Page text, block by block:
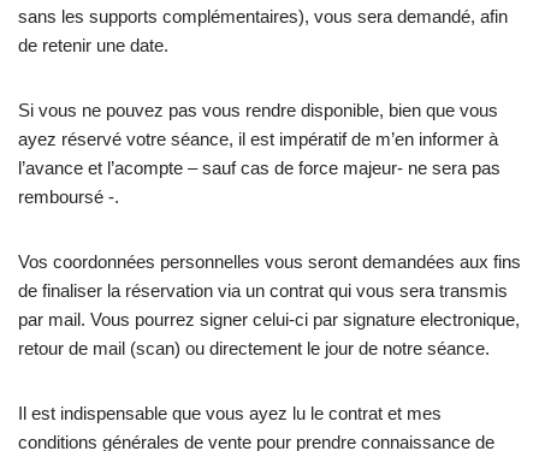
sans les supports complémentaires), vous sera demandé, afin
de retenir une date.
Si vous ne pouvez pas vous rendre disponible, bien que vous
ayez réservé votre séance, il est impératif de m’en informer à
l’avance et l’acompte – sauf cas de force majeur- ne sera pas
remboursé -.
Vos coordonnées personnelles vous seront demandées aux fins
de finaliser la réservation via un contrat qui vous sera transmis
par mail. Vous pourrez signer celui-ci par signature electronique,
retour de mail (scan) ou directement le jour de notre séance.
Il est indispensable que vous ayez lu le contrat et mes
conditions générales de vente pour prendre connaissance de